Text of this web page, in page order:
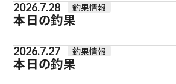
2026.7.28 釣果情報
本日の釣果
2026.7.27 釣果情報
本日の釣果